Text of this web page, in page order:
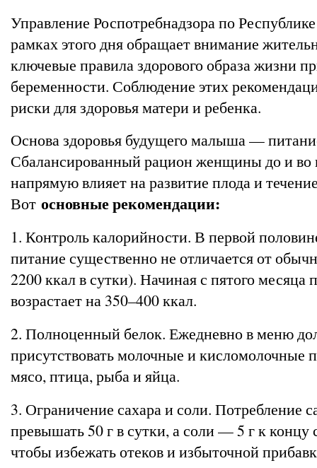
Управление Роспотребнадзора по
рамках этого дня обращает внимание
ключевые правила здорового образа жизни
беременности. Соблюдение этих
риски для здоровья матери и ребенка.
Основа здоровья будущего малыша —
Сбалансированный рацион женщины до и во
напрямую влияет на развитие плода и
Вот основные рекомендации:
1. Контроль калорийности. В первой
питание существенно не отличается от
2200 ккал в сутки). Начиная с пятого месяца
возрастает на 350–400 ккал.
2. Полноценный белок. Ежедневно в меню
присутствовать молочные и кисломолочные
мясо, птица, рыба и яйца.
3. Ограничение сахара и соли. Потребление
превышать 50 г в сутки, а соли — 5 г к концу
чтобы избежать отеков и избыточной